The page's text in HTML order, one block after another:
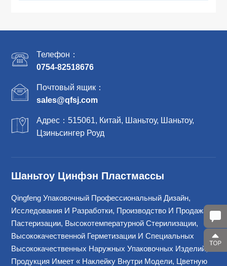
Телефон：
0754-82518676
Почтовый ящик：
sales@qfsj.com
Адрес：515061, Китай, Шаньтоу, Шаньтоу,
Цзиньсингер Роуд
Шаньтоу Цинфэн Пластмассы
Qingfeng Упаковочный Профессиональный Дизайн,
Исследования И Разработки, Производство И Продажа
Пастеризации, Высокотемпературной Стерилизации,
Высококачественной Герметизации И Специальных
Высококачественных Наружных Упаковочных Изделий,
Продукция Имеет « Наклейку Внутри Модели, Цветную